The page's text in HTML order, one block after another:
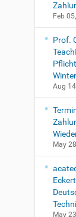
Feb
Prof.
Aug
May
May